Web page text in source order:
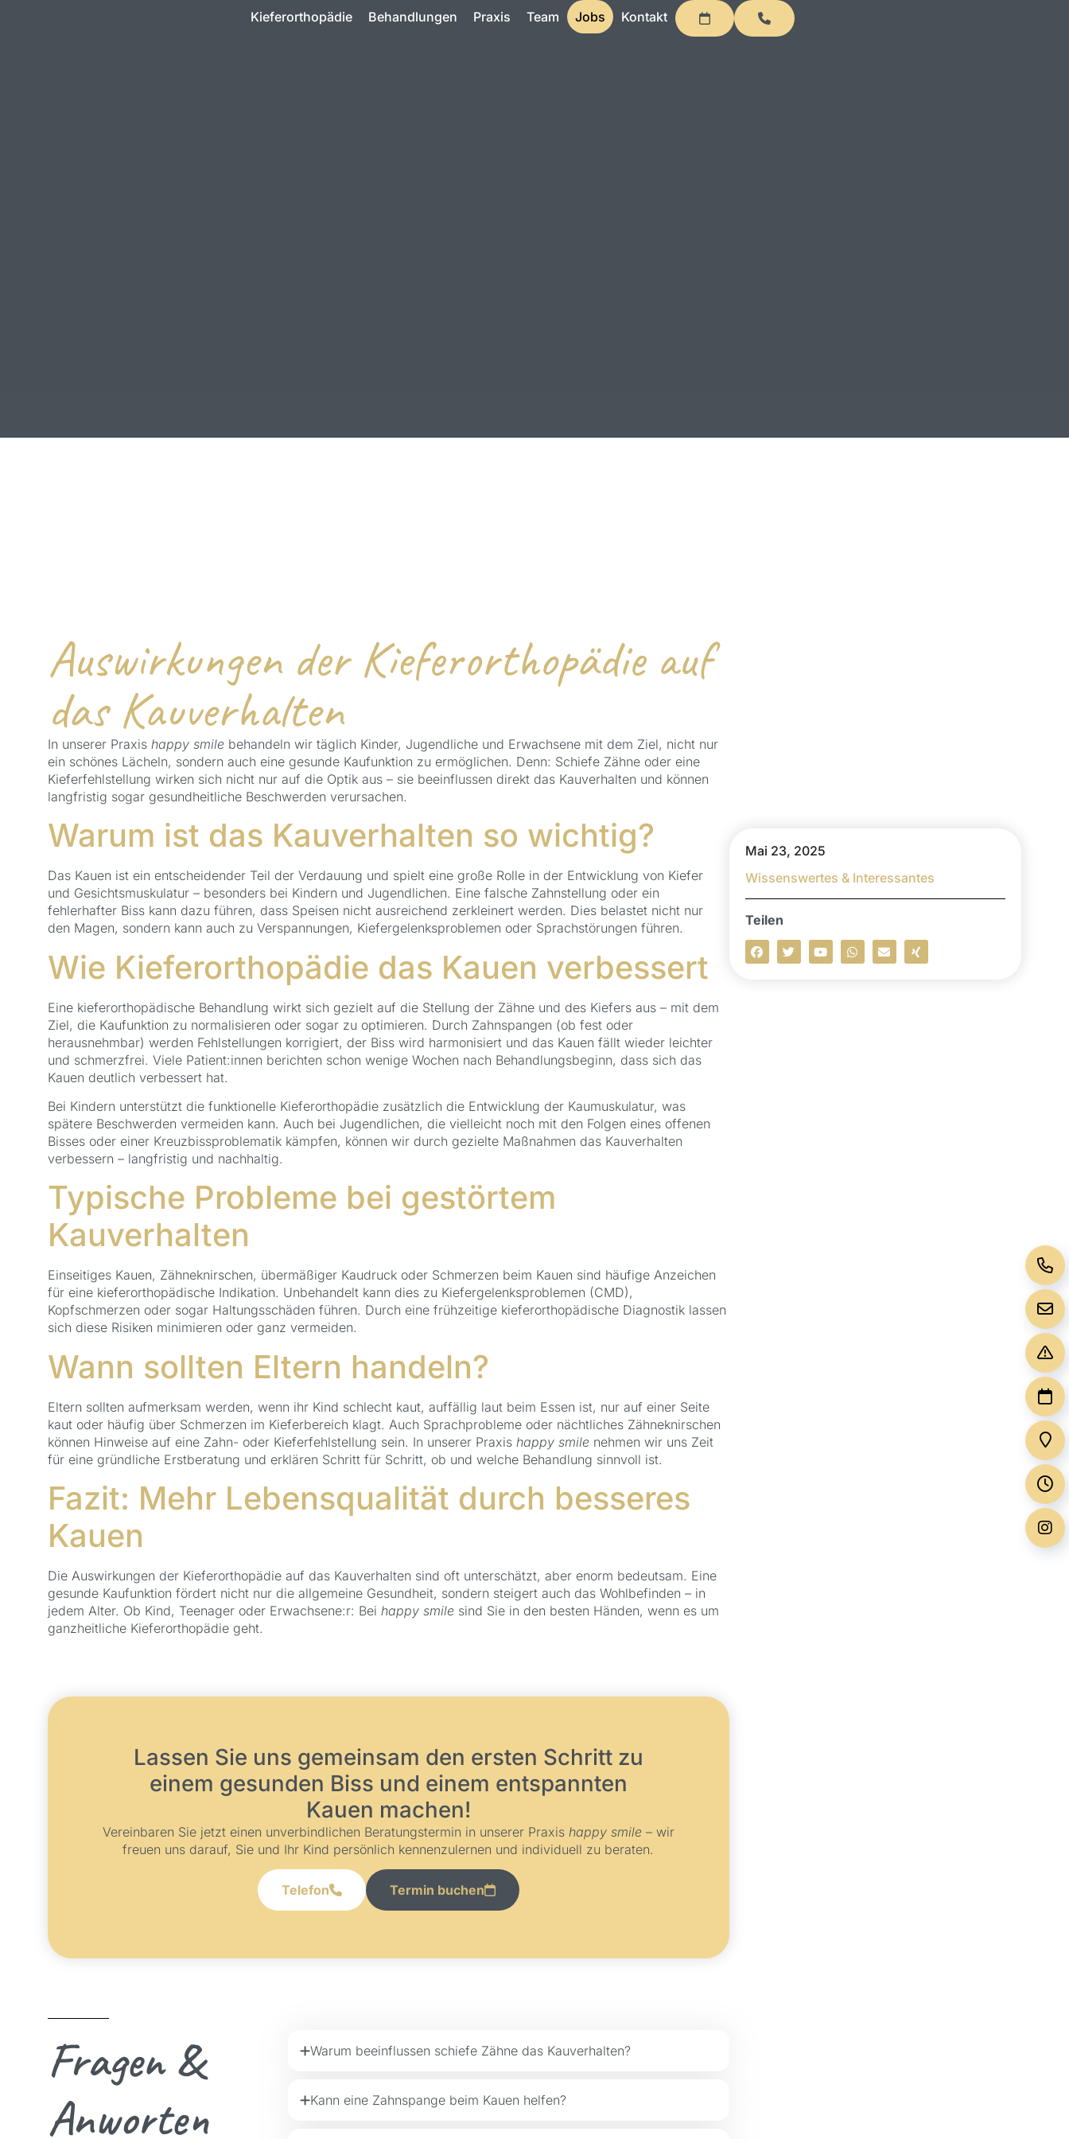
Kieferorthopädie Behandlungen Praxis Team Jobs Kontakt
Auswirkungen der Kieferorthopädie auf
das Kauverhalten
In unserer Praxis happy smile behandeln wir täglich Kinder, Jugendliche und Erwachsene mit dem Ziel, nicht nur
ein schönes Lächeln, sondern auch eine gesunde Kaufunktion zu ermöglichen. Denn: Schiefe Zähne oder eine
Kieferfehlstellung wirken sich nicht nur auf die Optik aus – sie beeinflussen direkt das Kauverhalten und können
langfristig sogar gesundheitliche Beschwerden verursachen.
Warum ist das Kauverhalten so wichtig?
Das Kauen ist ein entscheidender Teil der Verdauung und spielt eine große Rolle in der Entwicklung von Kiefer
und Gesichtsmuskulatur – besonders bei Kindern und Jugendlichen. Eine falsche Zahnstellung oder ein
fehlerhafter Biss kann dazu führen, dass Speisen nicht ausreichend zerkleinert werden. Dies belastet nicht nur
den Magen, sondern kann auch zu Verspannungen, Kiefergelenksproblemen oder Sprachstörungen führen.
Wie Kieferorthopädie das Kauen verbessert
Eine kieferorthopädische Behandlung wirkt sich gezielt auf die Stellung der Zähne und des Kiefers aus – mit dem
Ziel, die Kaufunktion zu normalisieren oder sogar zu optimieren. Durch Zahnspangen (ob fest oder
herausnehmbar) werden Fehlstellungen korrigiert, der Biss wird harmonisiert und das Kauen fällt wieder leichter
und schmerzfrei. Viele Patient:innen berichten schon wenige Wochen nach Behandlungsbeginn, dass sich das
Kauen deutlich verbessert hat.
Bei Kindern unterstützt die funktionelle Kieferorthopädie zusätzlich die Entwicklung der Kaumuskulatur, was
spätere Beschwerden vermeiden kann. Auch bei Jugendlichen, die vielleicht noch mit den Folgen eines offenen
Bisses oder einer Kreuzbissproblematik kämpfen, können wir durch gezielte Maßnahmen das Kauverhalten
verbessern – langfristig und nachhaltig.
Typische Probleme bei gestörtem
Kauverhalten
Einseitiges Kauen, Zähneknirschen, übermäßiger Kaudruck oder Schmerzen beim Kauen sind häufige Anzeichen
für eine kieferorthopädische Indikation. Unbehandelt kann dies zu Kiefergelenksproblemen (CMD),
Kopfschmerzen oder sogar Haltungsschäden führen. Durch eine frühzeitige kieferorthopädische Diagnostik lassen
sich diese Risiken minimieren oder ganz vermeiden.
Wann sollten Eltern handeln?
Eltern sollten aufmerksam werden, wenn ihr Kind schlecht kaut, auffällig laut beim Essen ist, nur auf einer Seite
kaut oder häufig über Schmerzen im Kieferbereich klagt. Auch Sprachprobleme oder nächtliches Zähneknirschen
können Hinweise auf eine Zahn- oder Kieferfehlstellung sein. In unserer Praxis happy smile nehmen wir uns Zeit
für eine gründliche Erstberatung und erklären Schritt für Schritt, ob und welche Behandlung sinnvoll ist.
Fazit: Mehr Lebensqualität durch besseres
Kauen
Die Auswirkungen der Kieferorthopädie auf das Kauverhalten sind oft unterschätzt, aber enorm bedeutsam. Eine
gesunde Kaufunktion fördert nicht nur die allgemeine Gesundheit, sondern steigert auch das Wohlbefinden – in
jedem Alter. Ob Kind, Teenager oder Erwachsene:r: Bei happy smile sind Sie in den besten Händen, wenn es um
ganzheitliche Kieferorthopädie geht.
Lassen Sie uns gemeinsam den ersten Schritt zu
einem gesunden Biss und einem entspannten
Kauen machen!
Vereinbaren Sie jetzt einen unverbindlichen Beratungstermin in unserer Praxis happy smile– wir
freuen uns darauf, Sie und Ihr Kind persönlich kennenzulernen und individuell zu beraten.
Telefon Termin buchen
Fragen &
Anworten
Warum beeinflussen schiefe Zähne das Kauverhalten?
Kann eine Zahnspange beim Kauen helfen?
Mai 23, 2025
Wissenswertes & Interessantes
Teilen